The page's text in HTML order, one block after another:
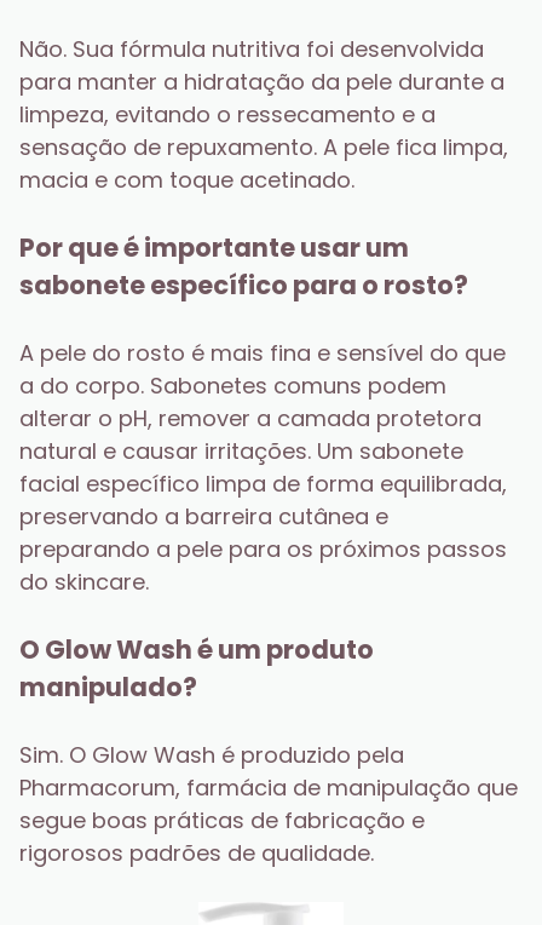
Não. Sua fórmula nutritiva foi desenvolvida
para manter a hidratação da pele durante a
limpeza, evitando o ressecamento e a
sensação de repuxamento. A pele fica limpa,
macia e com toque acetinado.
Por que é importante usar um
sabonete específico para o rosto?
A pele do rosto é mais fina e sensível do que
a do corpo. Sabonetes comuns podem
alterar o pH, remover a camada protetora
natural e causar irritações. Um sabonete
facial específico limpa de forma equilibrada,
preservando a barreira cutânea e
preparando a pele para os próximos passos
do skincare.
O Glow Wash é um produto
manipulado?
Sim. O Glow Wash é produzido pela
Pharmacorum, farmácia de manipulação que
segue boas práticas de fabricação e
rigorosos padrões de qualidade.